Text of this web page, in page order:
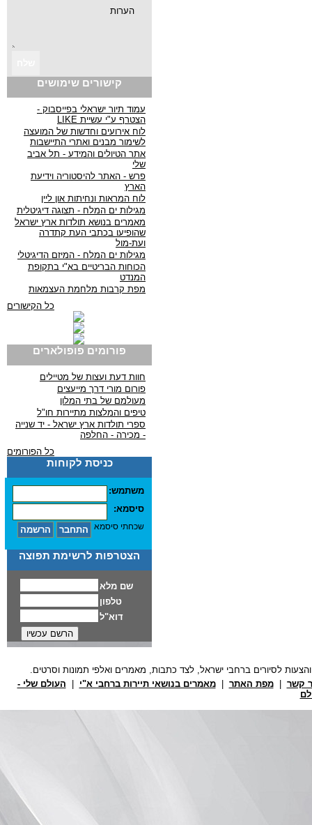
קישורים שימושים
עמוד תיור ישראלי בפייסבוק -
הצטרף ע"י עשיית LIKE
לוח אירועים וחדשות של המועצה
לשימור מבנים ואתרי התיישבות
אתר הטיולים והמידע - תל אביב
שלי
פרש - האתר להיסטוריה וידיעת
הארץ
לוח המראות ונחיתות און ליין
מגילות ים המלח - תצוגה דיגיטלית
מאמרים בנושא תולדות ארץ ישראל
שהופיעו בכתבי העת קתדרה
ועת-מול
מגילות ים המלח - המיזם הדיגיטלי
הכוחות הבריטיים בא"י בתקופת
המנדט
מפת קרבות מלחמת העצמאות
כל הקישורים
פורומים פופולארים
חוות דעת ועצות של מטיילים
פורום מורי דרך מייעצים
מעולמם של בתי המלון
טיפים והמלצות מתיירות חו"ל
ספרי תולדות ארץ ישראל - יד שנייה
- מכירה - החלפה
כל הפורומים
כניסת לקוחות
משתמש:
סיסמא:
שכחתי סיסמא
הצטרפות לרשימת תפוצה
קשר |מפת האתר |מאמרים בנושאי תיירות ברחבי א"י
העולם שלי -